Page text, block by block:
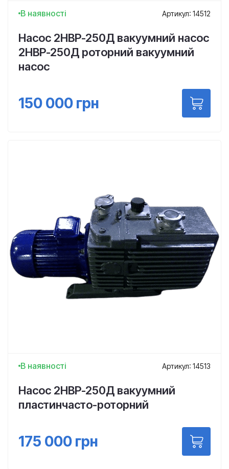
В наявності Артикул: 14512
Насос 2НВР-250Д вакуумний насос
2НВР-250Д роторний вакуумний
насос
150 000 грн
В наявності Артикул: 14513
Насос 2НВР-250Д вакуумний
пластинчасто-роторний
175 000 грн